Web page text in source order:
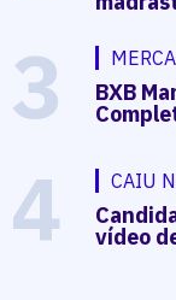
3 BXB
4 CAIU
vídeo